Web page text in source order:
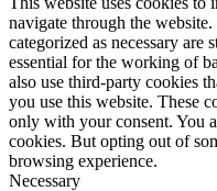
navigate through the
categorized as necessary are
essential for the working of
also use third-party cookies
you use this website. These
only with your consent. You
cookies. But opting out of
browsing experience.
Necessary